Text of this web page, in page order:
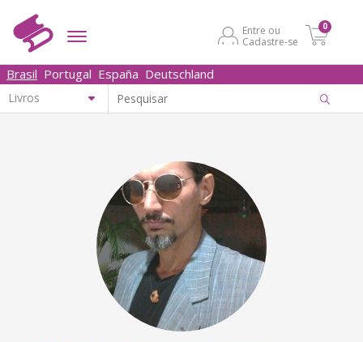
Entre ou
Cadastre-se
0
Brasil Portugal España Deutschland